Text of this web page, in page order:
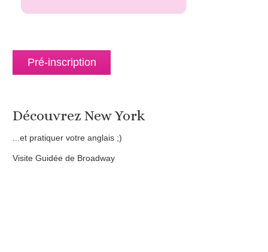
Pré-inscription
Découvrez New York
...et pratiquer votre anglais ;)
Visite Guidée de Broadway